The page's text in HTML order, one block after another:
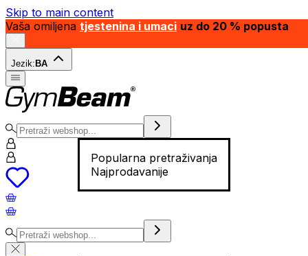
Skip to main content
Vaša omiljena tjestenina i umaci uz do 20 % popusta
Jezik: BA
Popularna pretraživanja
Najprodavanije